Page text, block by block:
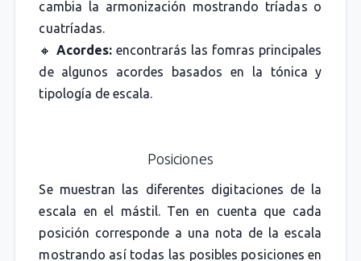
cambia la armonización mostrando tríadas o
cuatríadas.
🔸 Acordes: encontrarás las fomras principales
de algunos acordes basados en la tónica y
tipología de escala.
Posiciones
Se muestran las diferentes digitaciones de la
escala en el mástil. Ten en cuenta que cada
posición corresponde a una nota de la escala
mostrando así todas las posibles posiciones en